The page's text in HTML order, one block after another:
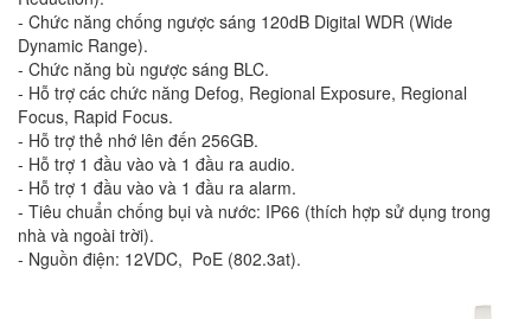
- Chức năng chống ngược sáng 120dB Digital WDR (Wide
Dynamic Range).
- Chức năng bù ngược sáng BLC.
- Hỗ trợ các chức năng Defog, Regional Exposure, Regional
Focus, Rapid Focus.
- Hỗ trợ thẻ nhớ lên đến 256GB.
- Hỗ trợ 1 đầu vào và 1 đầu ra audio.
- Hỗ trợ 1 đầu vào và 1 đầu ra alarm.
- Tiêu chuẩn chống bụi và nước: IP66 (thích hợp sử dụng trong
nhà và ngoài trời).
- Nguồn điện: 12VDC, PoE (802.3at).